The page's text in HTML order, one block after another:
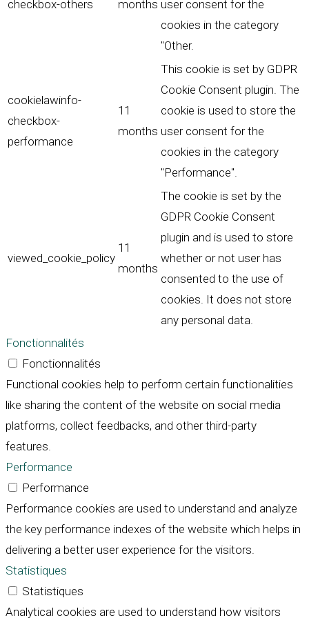
checkbox-others months user consent for the
cookies in the category
"Other.
cookielawinfo-
checkbox-
performance
11
months
This cookie is set by GDPR
Cookie Consent plugin. The
cookie is used to store the
user consent for the
cookies in the category
"Performance".
viewed_cookie_policy
11
months
The cookie is set by the
GDPR Cookie Consent
plugin and is used to store
whether or not user has
consented to the use of
cookies. It does not store
any personal data.
Fonctionnalités
Fonctionnalités
Functional cookies help to perform certain functionalities
like sharing the content of the website on social media
platforms, collect feedbacks, and other third-party
features.
Performance
Performance
Performance cookies are used to understand and analyze
the key performance indexes of the website which helps in
delivering a better user experience for the visitors.
Statistiques
Statistiques
Analytical cookies are used to understand how visitors